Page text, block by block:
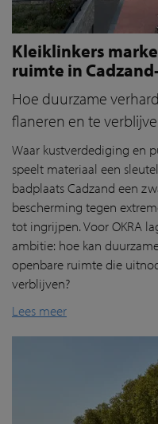
Kleiklinkers
ruimte in
Hoe duurzame
flaneren en te
Waar kustverdediging en
speelt materiaal een
badplaats Cadzand een
bescherming tegen
tot ingrijpen. Voor OKRA
ambitie: hoe kan
openbare ruimte die
verblijven?
Lees meer